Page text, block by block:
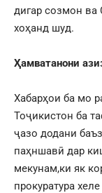
дигар созмон
хоҳанд шуд.
Ҳамватанони
Хабарҳои ба мо
Тоҷикистон ба
ҷазо додани
паҳншавӣ дар
мекунам,ки як
прокуратура